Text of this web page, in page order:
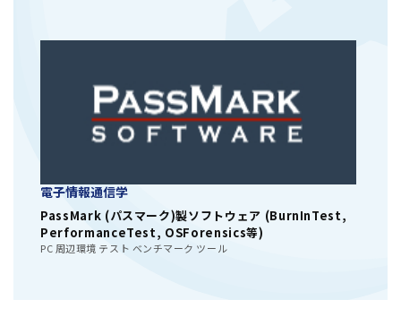
電子情報通信学
PassMark (パスマーク)製ソフトウェア (BurnInTest,
PerformanceTest, OSForensics等)
PC 周辺環境 テスト ベンチマーク ツール